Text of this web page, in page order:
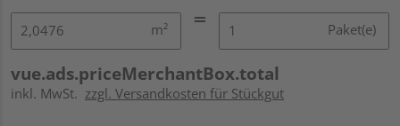
m² Paket(e)
vue.ads.priceMerchantBox.total
inkl. MwSt. zzgl. Versandkosten für Stückgut